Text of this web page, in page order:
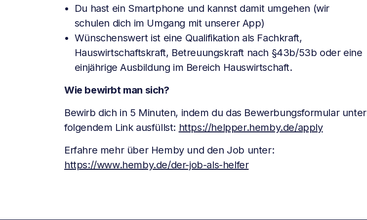
Du hast ein Smartphone und kannst damit umgehen (wir
schulen dich im Umgang mit unserer App)
Wünschenswert ist eine Qualifikation als Fachkraft,
Hauswirtschaftskraft, Betreuungskraft nach §43b/53b oder eine
einjährige Ausbildung im Bereich Hauswirtschaft.
Wie bewirbt man sich?
Bewirb dich in 5 Minuten, indem du das Bewerbungsformular unter
folgendem Link ausfüllst: https://helpper.hemby.de/apply
Erfahre mehr über Hemby und den Job unter:
https://www.hemby.de/der-job-als-helfer